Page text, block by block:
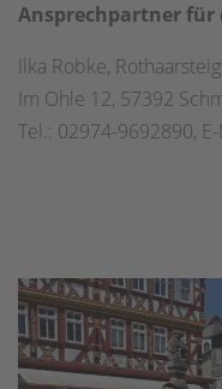
Ansprechpartner für
Ilka Robke,
Im Ohle 12, 57392
Tel.: 02974-9692890,